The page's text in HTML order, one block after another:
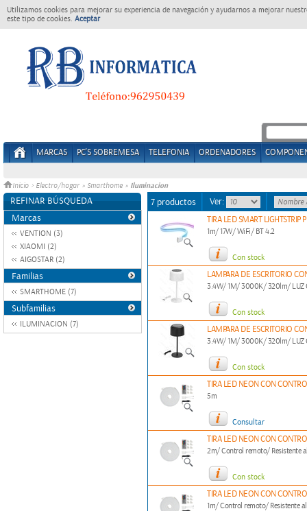
Utilizamos cookies para mejorar su experiencia de navegación y ayudarnos a mejorar
este tipo de cookies. Aceptar
MARCAS PC'S SOBREMESA TELEFONIA ORDENADORES
Inicio > Electro/hogar » Smarthome » Iluminacion
REFINAR BÚSQUEDA
Marcas
VENTION (3)
XIAOMI (2)
AIGOSTAR (2)
Familias
SMARTHOME (7)
Subfamilias
ILUMINACION (7)
7 productos Ver:
TIRA LED SMART LIGHTSTRIP
1m/ 17W/ WiFi/ BT 4.2
Con stock
LAMPARA DE ESCRITORIO
3.4W/ 1M/ 3000K/ 320lm/ LUZ
Con stock
LAMPARA DE ESCRITORIO
3.4W/ 1M/ 3000K/ 320lm/ LUZ
Con stock
TIRA LED NEON CON
5m
Consultar
TIRA LED NEON CON
2m/ Control remoto/ Resistente
Con stock
TIRA LED NEON CON
1m/ Control remoto/ Resistente